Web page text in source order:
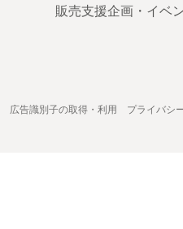
販売支援企画・イベ
広告識別子の取得・利用 プライバシ